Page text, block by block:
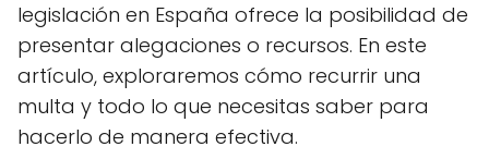
legislación en España ofrece la posibilidad de
presentar alegaciones o recursos. En este
artículo, exploraremos cómo recurrir una
multa y todo lo que necesitas saber para
hacerlo de manera efectiva.